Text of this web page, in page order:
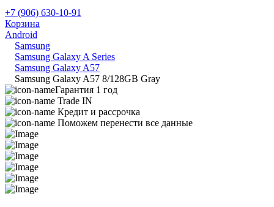
+7 (906) 630-10-91
Корзина
Android
Samsung
Samsung Galaxy A Series
Samsung Galaxy A57
Samsung Galaxy A57 8/128GB Gray
Гарантия 1 год
Trade IN
Кредит и рассрочка
Поможем перенести все данные